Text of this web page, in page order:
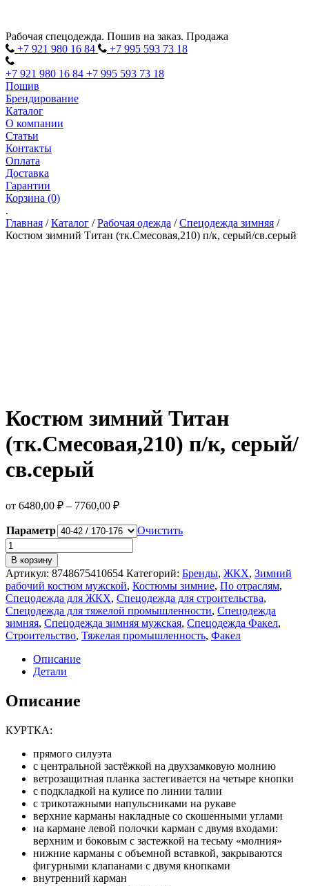
Рабочая спецодежда. Пошив на заказ. Продажа
+7 921 980 16 84 +7 995 593 73 18
+7 921 980 16 84 +7 995 593 73 18
Пошив
Брендирование
Каталог
О компании
Статьи
Контакты
Оплата
Доставка
Гарантии
Корзина (0)
.
Главная /Каталог /Рабочая одежда /Спецодежда зимняя /
Костюм зимний Титан (тк.Смесовая,210) п/к, серый/св.серый
Костюм зимний Титан
(тк.Смесовая,210) п/к, серый/
св.серый
от 6480,00 ₽ – 7760,00 ₽
Параметр
Очистить
Количество
товара
Костюм
зимний
Титан
(тк.Смесовая,210)
п/
к,
серый/
св.серый
В корзину
Артикул: 8748675410654 Категорий: Бренды, ЖКХ, Зимний
рабочий костюм мужской, Костюмы зимние, По отраслям,
Спецодежда для ЖКХ, Спецодежда для строительства,
Спецодежда для тяжелой промышленности, Спецодежда
зимняя, Спецодежда зимняя мужская, Спецодежда Факел,
Строительство, Тяжелая промышленность, Факел
Описание
Детали
Описание
КУРТКА:
прямого силуэта
с центральной застёжкой на двухзамковую молнию
ветрозащитная планка застегивается на четыре кнопки
с подкладкой на кулисе по линии талии
с трикотажными напульсниками на рукаве
верхние карманы накладные со скошенными углами
на кармане левой полочки карман с двумя входами:
верхним и боковым с застежкой на тесьму «молния»
нижние карманы с объемной вставкой, закрываются
фигурными клапанами с двумя кнопками
внутренний карман